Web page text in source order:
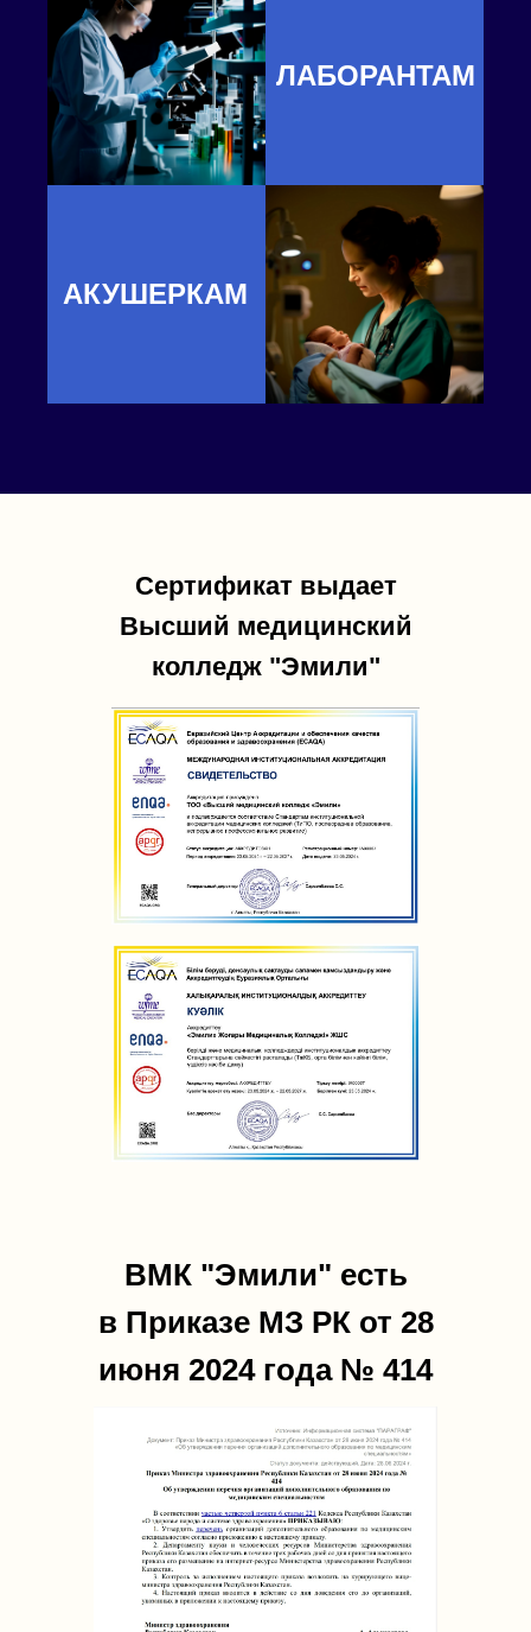
ЛАБОРАНТАМ
АКУШЕРКАМ
Сертификат выдает
Высший медицинский
колледж "Эмили"
ВМК "Эмили" есть
в Приказе МЗ РК от 28
июня 2024 года № 414